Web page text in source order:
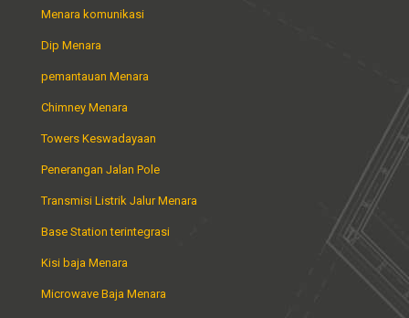
Menara komunikasi
Dip Menara
pemantauan Menara
Chimney Menara
Towers Keswadayaan
Penerangan Jalan Pole
Transmisi Listrik Jalur Menara
Base Station terintegrasi
Kisi baja Menara
Microwave Baja Menara